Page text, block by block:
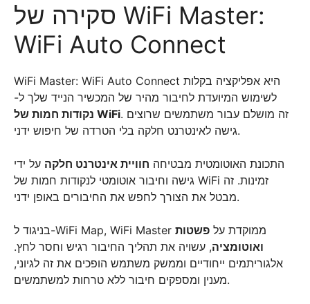
סקירה של WiFi Master:
WiFi Auto Connect
WiFi Master: WiFi Auto Connect היא אפליקציה בקלות
לשימוש המיועדת לחיבור מהיר של המכשיר הנייד שלך ל-
נקודות חמות של WiFi. זה מושלם עבור משתמשים שרוצים
גישה לאינטרנט חלקה בלי הטרדה של חיפוש ידני.
התכונת האוטומטית מבטיחה חוויית אינטרנט חלקה על ידי
גישה וחיבור אוטומטי לנקודות חמות של WiFi זמינות. זה
מבטל את הצורך לחפש את החיבורים באופן ידני.
בניגוד ל-WiFi Map, WiFi Master ממוקדת על פשטות
ואוטומציה, עשויה את תהליך החיבור רגיש וחסר לחץ.
אלגוריתמים ייחודיים וממשק משתמש הופכים את זה לגיוני,
מענין ומספקים חיבור ללא טרחות למשתמשים.